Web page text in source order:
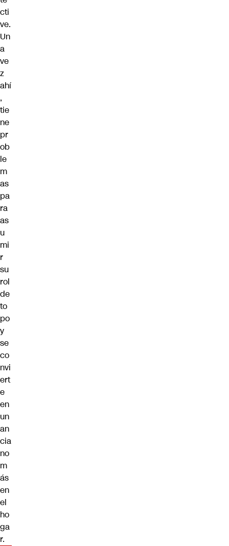
cti
ve.
Un
a
ve
z
ahí
,
tie
ne
pr
ob
le
m
as
pa
ra
as
u
mi
r
su
rol
de
to
po
y
se
co
nvi
ert
e
en
un
an
cia
no
m
ás
en
el
ho
ga
r.